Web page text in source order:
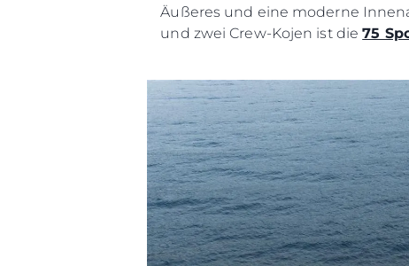
Äußeres und eine moderne
und zwei Crew-Kojen ist die75